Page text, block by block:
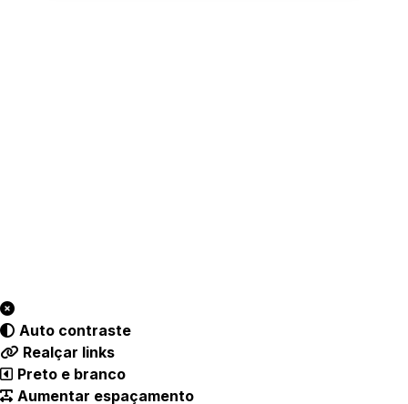
Auto contraste
Realçar links
Preto e branco
Aumentar espaçamento